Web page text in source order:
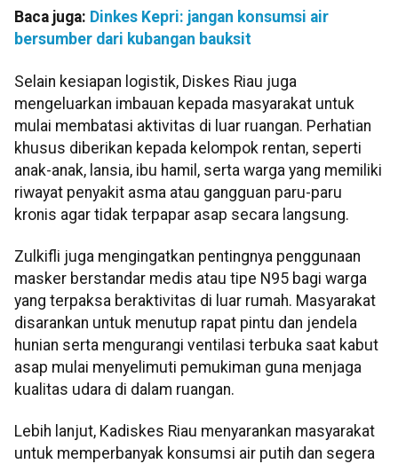
Baca juga: Dinkes Kepri: jangan konsumsi air
bersumber dari kubangan bauksit
Selain kesiapan logistik, Diskes Riau juga
mengeluarkan imbauan kepada masyarakat untuk
mulai membatasi aktivitas di luar ruangan. Perhatian
khusus diberikan kepada kelompok rentan, seperti
anak-anak, lansia, ibu hamil, serta warga yang memiliki
riwayat penyakit asma atau gangguan paru-paru
kronis agar tidak terpapar asap secara langsung.
Zulkifli juga mengingatkan pentingnya penggunaan
masker berstandar medis atau tipe N95 bagi warga
yang terpaksa beraktivitas di luar rumah. Masyarakat
disarankan untuk menutup rapat pintu dan jendela
hunian serta mengurangi ventilasi terbuka saat kabut
asap mulai menyelimuti pemukiman guna menjaga
kualitas udara di dalam ruangan.
Lebih lanjut, Kadiskes Riau menyarankan masyarakat
untuk memperbanyak konsumsi air putih dan segera